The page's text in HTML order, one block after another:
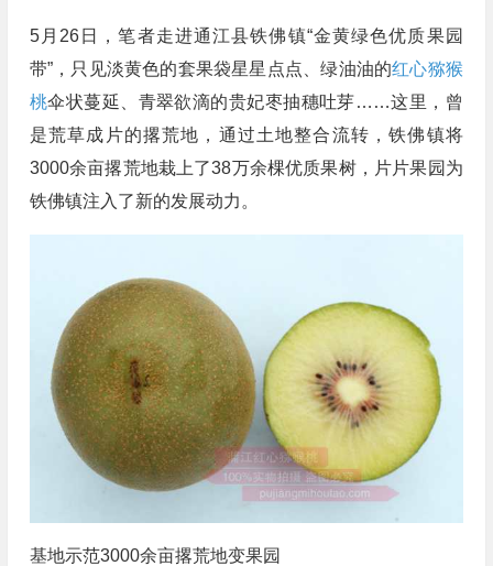
5月26日，笔者走进通江县铁佛镇“金黄绿色优质果园
带”，只见淡黄色的套果袋星星点点、绿油油的红心猕猴
桃伞状蔓延、青翠欲滴的贵妃枣抽穗吐芽……这里，曾
是荒草成片的撂荒地，通过土地整合流转，铁佛镇将
3000余亩撂荒地栽上了38万余棵优质果树，片片果园为
铁佛镇注入了新的发展动力。
基地示范3000余亩撂荒地变果园